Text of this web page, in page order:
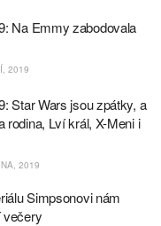
Na Emmy zabodovala
2019
Star Wars jsou zpátky, a
rodina, Lví král, X-Meni i
2019
Simpsonovi nám
večery